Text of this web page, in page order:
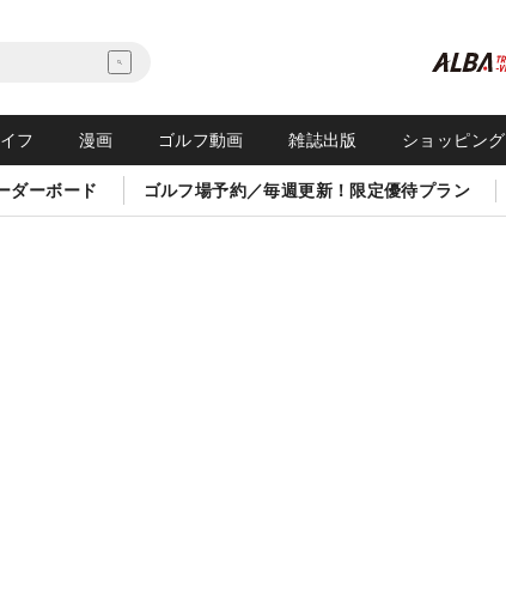
フ 漫画 ゴルフ動画 雑誌出版 ショッピング
ダーボード ゴルフ場予約／毎週更新！限定優待プラン